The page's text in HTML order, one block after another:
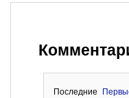
Последние